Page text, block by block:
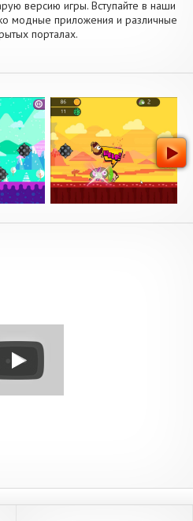
версию игры. Вступайте в наши
модные приложения и различные
порталах.